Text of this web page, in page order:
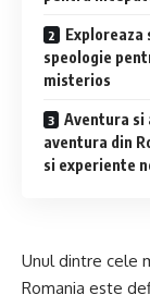
Exploreaza
speologie
misterios
Aventura si
aventura din
si experiente
Unul dintre cele
Romania este